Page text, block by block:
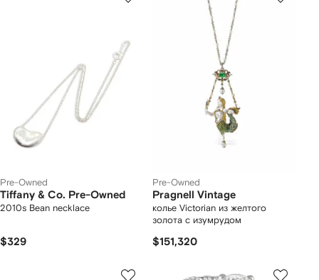
Pre-Owned
Tiffany & Co. Pre-Owned
2010s Bean necklace
$329
Pre-Owned
Pragnell Vintage
колье Victorian из желтого
золота с изумрудом
$151,320